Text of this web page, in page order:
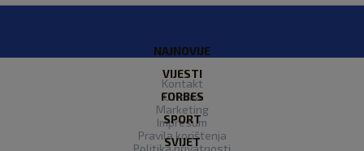
NAJNOVIJE
VIJESTI
FORBES
SPORT
SVIJET
Kontakt
O nama
Marketing
Impresum
Pravila korištenja
Politika privatnosti